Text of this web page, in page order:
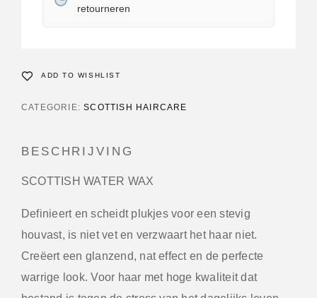
retourneren
ADD TO WISHLIST
CATEGORIE:SCOTTISH HAIRCARE
BESCHRIJVING
SCOTTISH WATER WAX
Definieert en scheidt plukjes voor een stevig
houvast, is niet vet en verzwaart het haar niet.
Creëert een glanzend, nat effect en de perfecte
warrige look. Voor haar met hoge kwaliteit dat